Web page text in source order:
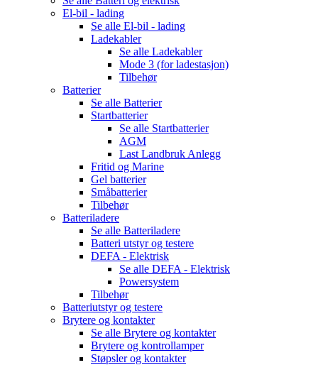
El-bil - lading
Se alle El-bil - lading
Ladekabler
Se alle Ladekabler
Mode 3 (for ladestasjon)
Tilbehør
Batterier
Se alle Batterier
Startbatterier
Se alle Startbatterier
AGM
Last Landbruk Anlegg
Fritid og Marine
Gel batterier
Småbatterier
Tilbehør
Batteriladere
Se alle Batteriladere
Batteri utstyr og testere
DEFA - Elektrisk
Se alle DEFA - Elektrisk
Powersystem
Tilbehør
Batteriutstyr og testere
Brytere og kontakter
Se alle Brytere og kontakter
Brytere og kontrollamper
Støpsler og kontakter